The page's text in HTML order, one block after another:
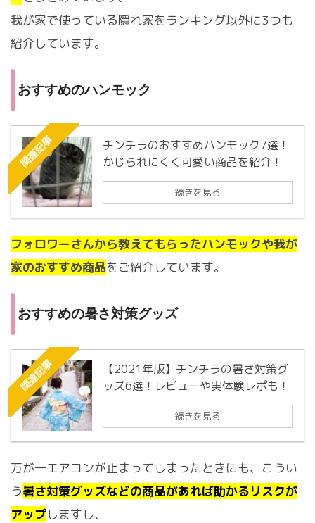
我が家で使っている隠れ家をランキング以外に3つも
紹介しています。
おすすめのハンモック
関連記事
チンチラのおすすめハンモック7選！
かじられにくく可愛い商品を紹介！
続きを見る
フォロワーさんから教えてもらったハンモックや我が
家のおすすめ商品をご紹介しています。
おすすめの暑さ対策グッズ
関連記事
【2021年版】チンチラの暑さ対策グ
ッズ6選！レビューや実体験レポも！
続きを見る
万が一エアコンが止まってしまったときにも、こうい
う暑さ対策グッズなどの商品があれば助かるリスクが
アップしますし、